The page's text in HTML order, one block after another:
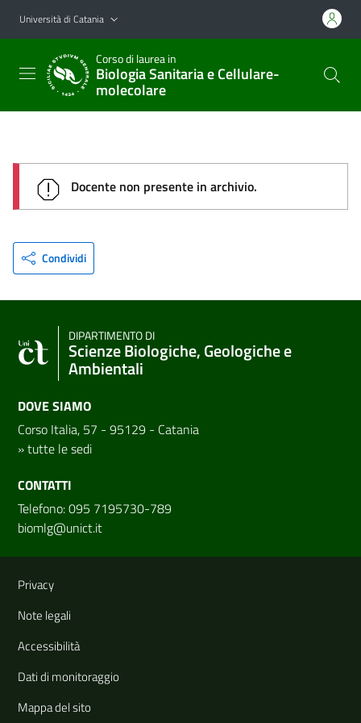
Vai al contenuto principale
Vai al menu di navigazione
Università di Catania
Corso di laurea in
Biologia Sanitaria e Cellulare-
molecolare
Docente non presente in archivio.
Condividi
DIPARTIMENTO DI
Scienze Biologiche, Geologiche e
Ambientali
DOVE SIAMO
Corso Italia, 57 - 95129 - Catania
»tutte le sedi
CONTATTI
Telefono: 095 7195730-789
biomlg@unict.it
Link e informazioni utili
Privacy
Note legali
Accessibilità
Dati di monitoraggio
Mappa del sito